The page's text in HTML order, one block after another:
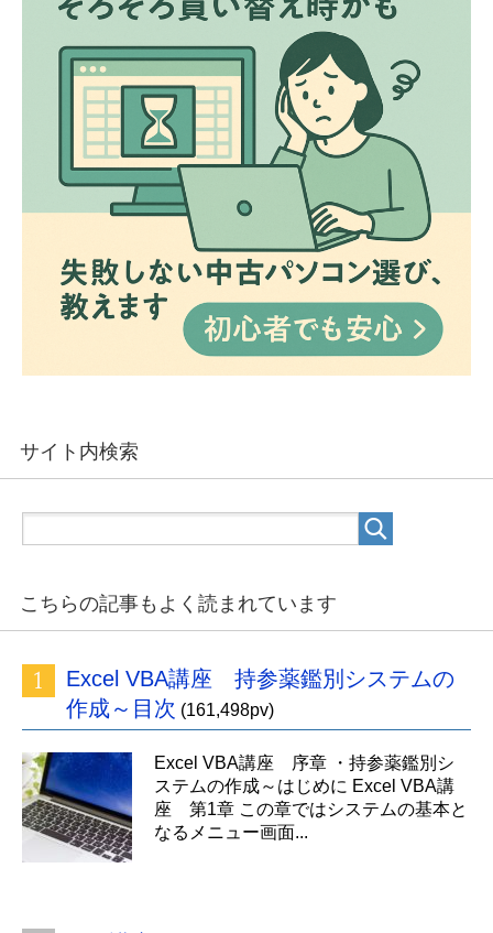
サイト内検索
こちらの記事もよく読まれています
Excel VBA講座 持参薬鑑別システムの
作成～目次 (161,498pv)
Excel VBA講座 序章 ・持参薬鑑別シ
ステムの作成～はじめに Excel VBA講
座 第1章 この章ではシステムの基本と
なるメニュー画面...